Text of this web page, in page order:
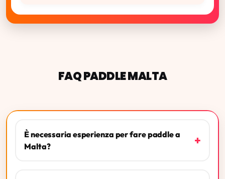
FAQ PADDLE MALTA
È necessaria esperienza per fare paddle a
Malta?
+